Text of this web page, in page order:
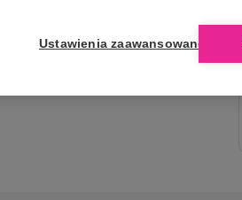
Ustawienia zaawansowane